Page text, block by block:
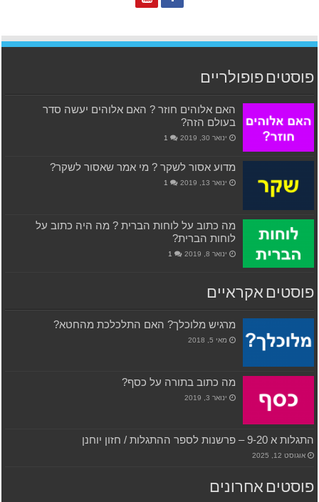
פוסטים פופולריים
האם אלוהים חוזר ? האם אלוהים יעשה סדר
בעולם הזה?
ינואר 30, 2019 1
מדוע אסור לשקר ? מי אמר שאסור לשקר?
ינואר 13, 2019 1
מה כתוב על לוחות הברית ? מה היה כתוב על
לוחות הברית?
ינואר 8, 2019 1
פוסטים אקראיים
מרגיש מלוכלך? האם התלכלכת מהחטא?
מאי 5, 2018
מה כתוב בתורה על כסף?
ינואר 3, 2019
התגלות א 9-20 – פרשנות לספר ההתגלות / חזון יוחנן
אוגוסט 12, 2025
פוסטים אחרונים